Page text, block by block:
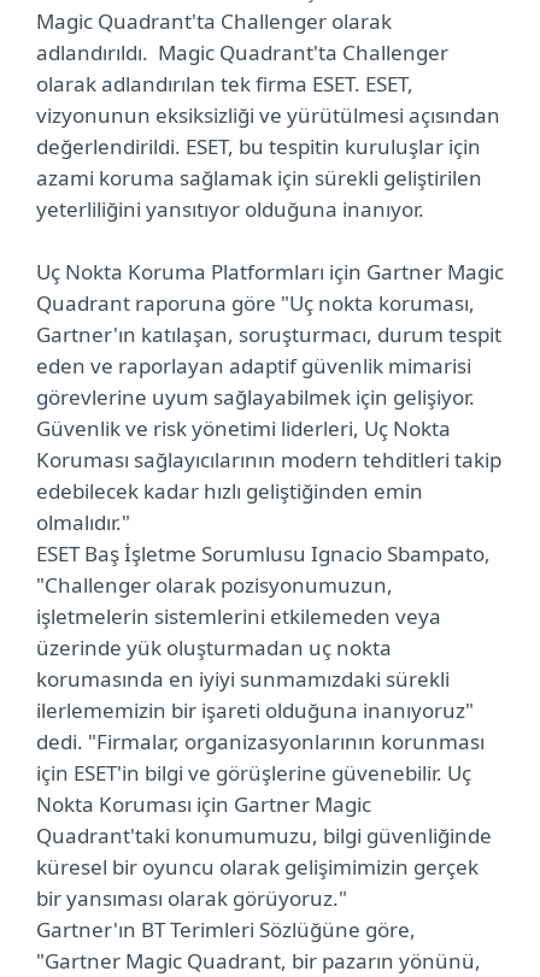
Magic Quadrant'ta Challenger olarak
adlandırıldı. Magic Quadrant'ta Challenger
olarak adlandırılan tek firma ESET. ESET,
vizyonunun eksiksizliği ve yürütülmesi açısından
değerlendirildi. ESET, bu tespitin kuruluşlar için
azami koruma sağlamak için sürekli geliştirilen
yeterliliğini yansıtıyor olduğuna inanıyor.
Uç Nokta Koruma Platformları için Gartner Magic
Quadrant raporuna göre "Uç nokta koruması,
Gartner'ın katılaşan, soruşturmacı, durum tespit
eden ve raporlayan adaptif güvenlik mimarisi
görevlerine uyum sağlayabilmek için gelişiyor.
Güvenlik ve risk yönetimi liderleri, Uç Nokta
Koruması sağlayıcılarının modern tehditleri takip
edebilecek kadar hızlı geliştiğinden emin
olmalıdır."
ESET Baş İşletme Sorumlusu Ignacio Sbampato,
"Challenger olarak pozisyonumuzun,
işletmelerin sistemlerini etkilemeden veya
üzerinde yük oluşturmadan uç nokta
korumasında en iyiyi sunmamızdaki sürekli
ilerlememizin bir işareti olduğuna inanıyoruz"
dedi. "Firmalar, organizasyonlarının korunması
için ESET'in bilgi ve görüşlerine güvenebilir. Uç
Nokta Koruması için Gartner Magic
Quadrant'taki konumumuzu, bilgi güvenliğinde
küresel bir oyuncu olarak gelişimimizin gerçek
bir yansıması olarak görüyoruz."
Gartner'ın BT Terimleri Sözlüğüne göre,
"Gartner Magic Quadrant, bir pazarın yönünü,